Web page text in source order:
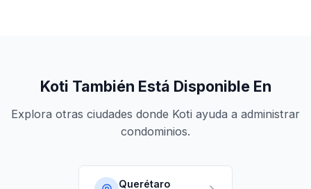
Koti También Está Disponible En
Explora otras ciudades donde Koti ayuda a administrar
condominios.
Querétaro